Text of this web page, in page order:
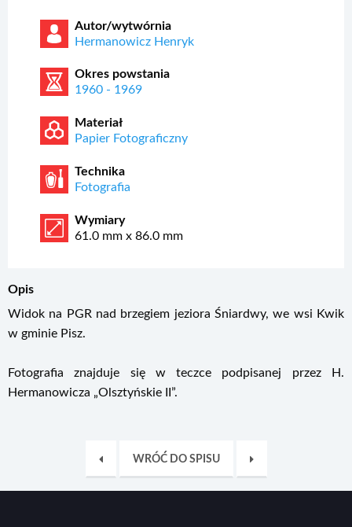
Autor/wytwórnia
Hermanowicz Henryk
Okres powstania
1960 - 1969
Materiał
Papier Fotograficzny
Technika
Fotografia
Wymiary
61.0 mm x 86.0 mm
Opis
Widok na PGR nad brzegiem jeziora Śniardwy, we wsi Kwik
w gminie Pisz.
Fotografia znajduje się w teczce podpisanej przez H.
Hermanowicza „Olsztyńskie II”.
WRÓĆ DO SPISU